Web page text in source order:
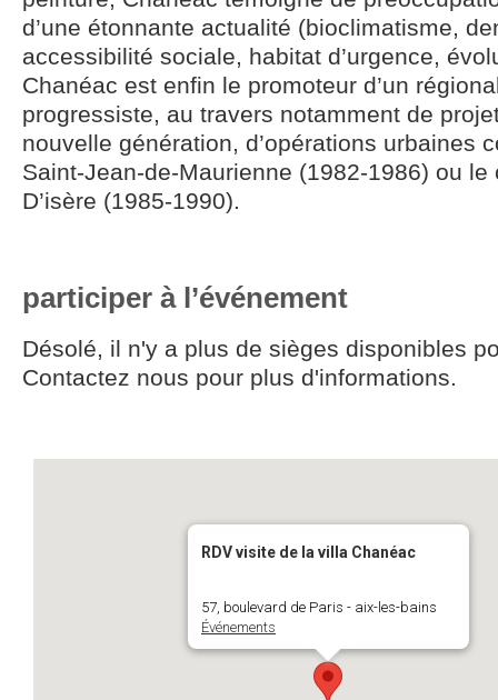
d’une étonnante actualité (bioclimatisme,
accessibilité sociale, habitat d’urgence,
Chanéac est enfin le promoteur d’un
progressiste, au travers notamment de
nouvelle génération, d’opérations urbaines
Saint-Jean-de-Maurienne (1982-1986) ou le
D’isère (1985-1990).
participer à l’événement
Désolé, il n'y a plus de sièges disponibles
Contactez nous pour plus d'informations.
RDV visite de la villa Chanéac
57, boulevard de Paris - aix-les-bains
Événements